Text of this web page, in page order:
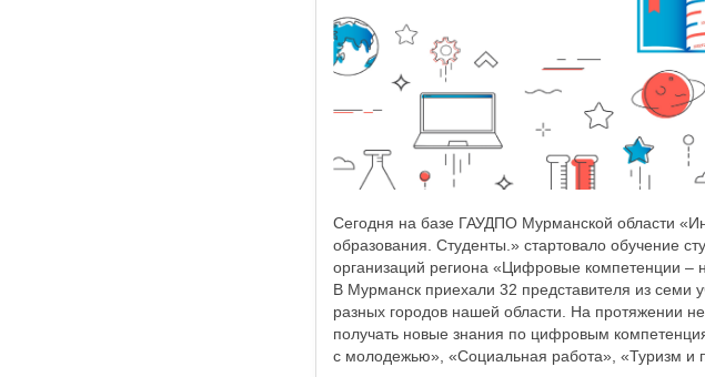
Сегодня на базе ГАУДПО Мурманской области
образования. Студенты.» стартовало обучение
организаций региона «Цифровые компетенции –
В Мурманск приехали 32 представителя из семи
разных городов нашей области. На протяжении
получать новые знания по цифровым
с молодежью», «Социальная работа», «Туризм и